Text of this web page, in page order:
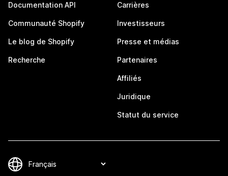
Documentation API
Communauté Shopify
Le blog de Shopify
Recherche
Carrières
Investisseurs
Presse et médias
Partenaires
Affiliés
Juridique
Statut du service